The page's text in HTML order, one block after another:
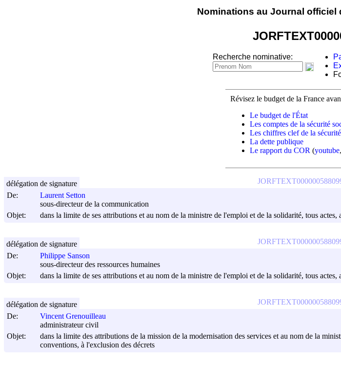
Nominations au Journal officiel
Recherche nominative:
Révisez le budget de la France
Le budget de l'État
Les comptes de la sécurité
Les chiffres clef de la
La dette publique
Le rapport du COR (youtube,
De:
Laurent Setton
sous-directeur de la communication
Objet:
dans la limite de ses attributions et au nom de la ministre de l'emploi et de la solidarité, tous
délégation de signature
De:
Philippe Sanson
sous-directeur des ressources humaines
Objet:
dans la limite de ses attributions et au nom de la ministre de l'emploi et de la solidarité, tous
délégation de signature
De:
Vincent Grenouilleau
administrateur civil
Objet:
dans la limite des attributions de la mission de la modernisation des services et au nom de la
conventions, à l'exclusion des décrets
délégation de signature